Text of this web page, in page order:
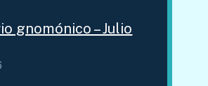
gnomónico – Julio